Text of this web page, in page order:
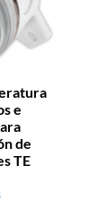
e
de
TE